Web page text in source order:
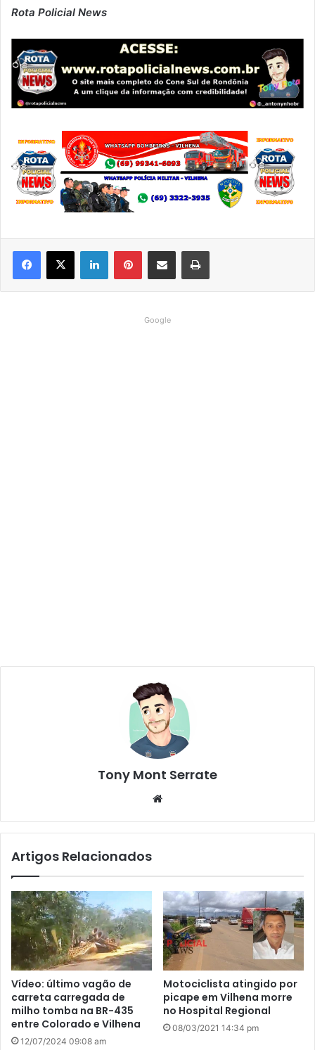
Rota Policial News
Google
Tony Mont Serrate
te
Artigos Relacionados
Vídeo: último vagão de
carreta carregada de
milho tomba na BR-435
entre Colorado e Vilhena
12/07/2024 09:08 am
Motociclista atingido por
picape em Vilhena morre
no Hospital Regional
08/03/2021 14:34 pm